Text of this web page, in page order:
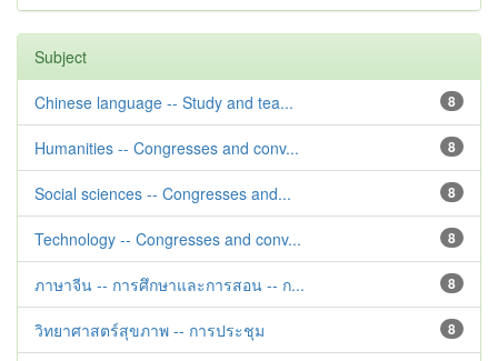
Subject
8
Chinese language -- Study and tea...
8
Humanities -- Congresses and conv...
8
Social sciences -- Congresses and...
8
Technology -- Congresses and conv...
8
ภาษาจีน -- การศึกษาและการสอน -- ก...
8
วิทยาศาสตร์สุขภาพ -- การประชุม